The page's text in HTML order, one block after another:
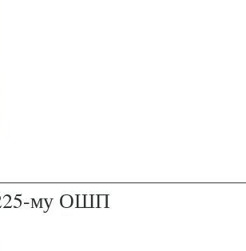
225-му ОШП